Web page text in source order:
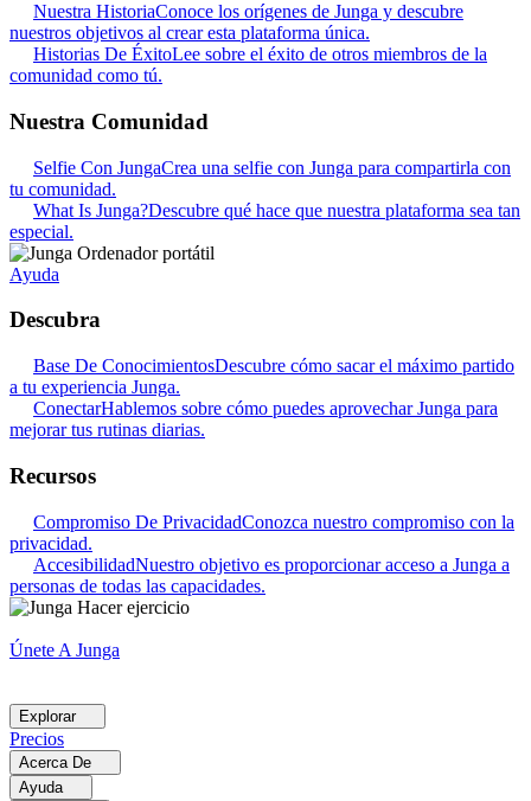
Nuestra HistoriaConoce los orígenes de Junga y descubre
nuestros objetivos al crear esta plataforma única.
Historias De ÉxitoLee sobre el éxito de otros miembros de la
comunidad como tú.
Nuestra Comunidad
Selfie Con JungaCrea una selfie con Junga para compartirla con
tu comunidad.
What Is Junga?Descubre qué hace que nuestra plataforma sea tan
especial.
Ayuda
Descubra
Base De ConocimientosDescubre cómo sacar el máximo partido
a tu experiencia Junga.
ConectarHablemos sobre cómo puedes aprovechar Junga para
mejorar tus rutinas diarias.
Recursos
Compromiso De PrivacidadConozca nuestro compromiso con la
privacidad.
AccesibilidadNuestro objetivo es proporcionar acceso a Junga a
personas de todas las capacidades.
Únete A Junga
Explorar
Precios
Acerca De
Ayuda